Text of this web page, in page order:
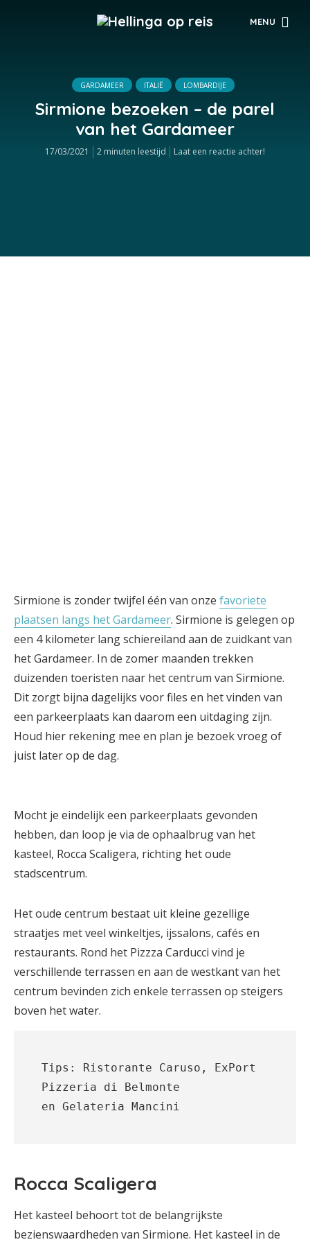
MENU
GARDAMEER ITALIË LOMBARDIJE
Sirmione bezoeken – de parel
van het Gardameer
17/03/2021 2 minuten leestijd Laat een reactie achter!
Sirmione is zonder twijfel één van onze favoriete
plaatsen langs het Gardameer. Sirmione is gelegen op
een 4 kilometer lang schiereiland aan de zuidkant van
het Gardameer. In de zomer maanden trekken
duizenden toeristen naar het centrum van Sirmione.
Dit zorgt bijna dagelijks voor files en het vinden van
een parkeerplaats kan daarom een uitdaging zijn.
Houd hier rekening mee en plan je bezoek vroeg of
juist later op de dag.
Mocht je eindelijk een parkeerplaats gevonden
hebben, dan loop je via de ophaalbrug van het
kasteel, Rocca Scaligera, richting het oude
stadscentrum.
Het oude centrum bestaat uit kleine gezellige
straatjes met veel winkeltjes, ijssalons, cafés en
restaurants. Rond het Pizzza Carducci vind je
verschillende terrassen en aan de westkant van het
centrum bevinden zich enkele terrassen op steigers
boven het water.
Tips: Ristorante Caruso, ExPort
Pizzeria di Belmonte
en Gelateria Mancini
Rocca Scaligera
Het kasteel behoort tot de belangrijkste
bezienswaardheden van Sirmione. Het kasteel in de